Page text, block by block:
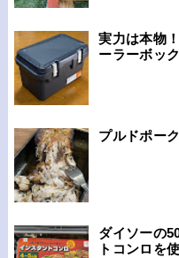
実力は本物
ーラーボッ
プルドポー
ダイソーの
トコンロを